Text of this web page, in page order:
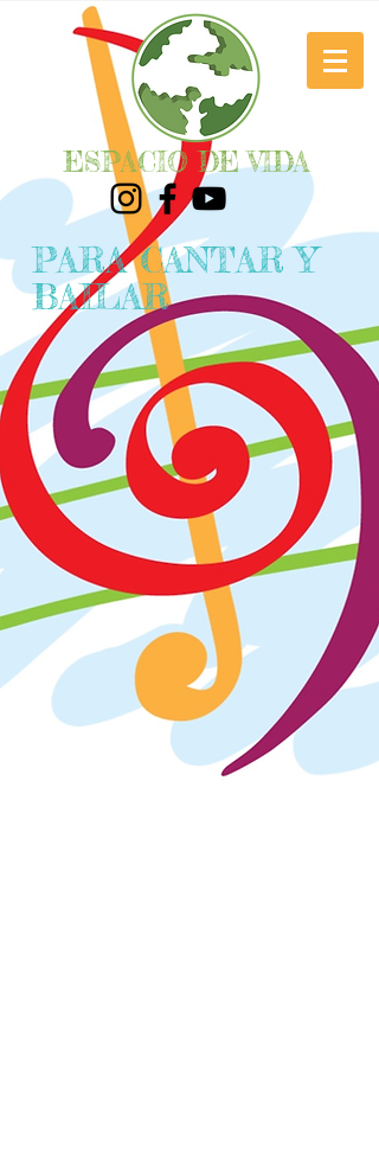
ESPACIO DE VIDA
PARA CANTAR Y
BAILAR